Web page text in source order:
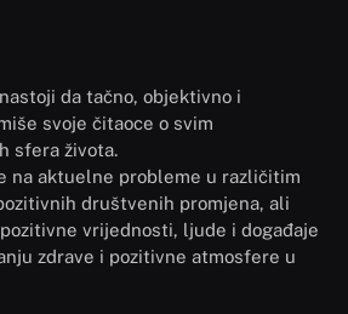
nastoji da tačno, objektivno i
svoje čitaoce o svim
sfera života.
na aktuelne probleme u različitim
društvenih promjena, ali
vrijednosti, ljude i događaje
zdrave i pozitivne atmosfere u